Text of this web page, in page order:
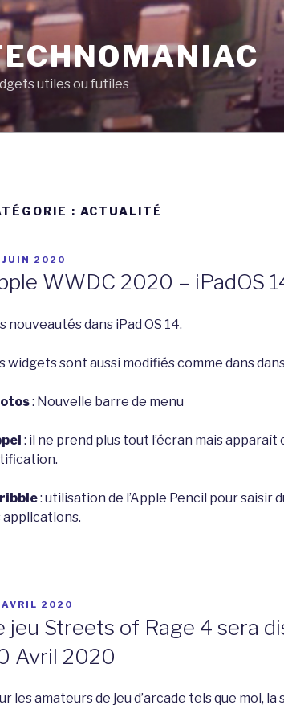
utiles ou futiles
: ACTUALITÉ
JUIN 2020
WWDC 2020 – iPadOS
nouveautés dans iPad OS 14.
widgets sont aussi modifiés comme dans dans
: Nouvelle barre de menu
: il ne prend plus tout l’écran mais apparaît
: utilisation de l’Apple Pencil pour saisir
applications.
2020
jeu Streets of Rage 4 sera
Avril 2020
les amateurs de jeu d’arcade tels que moi, la